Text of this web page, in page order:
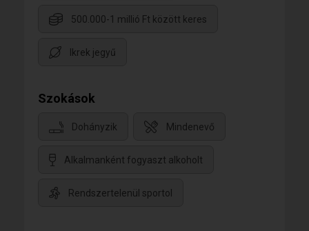
500.000-1 millió Ft között keres
Ikrek jegyű
Szokások
Dohányzik Mindenevő
Alkalmanként fogyaszt alkoholt
Rendszertelenül sportol